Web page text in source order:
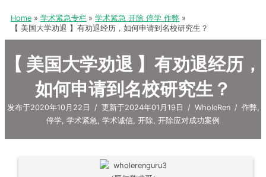
Home 学术紧急专栏
学术紧急 开除 停学 作弊
【 美国大学劝退 】有劝退经历，如何申请到名校研究生？
【 美国大学劝退 】有劝退经历，
如何申请到名校研究生？
发布于2020年10月22日 / 更新于2024年01月19日 / WholeRen / 作弊,
停学, 学术紧急, 学术诚信, 开除, 开除应对成功案例